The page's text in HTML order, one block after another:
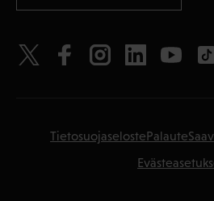
TietosuojaselostePalaute